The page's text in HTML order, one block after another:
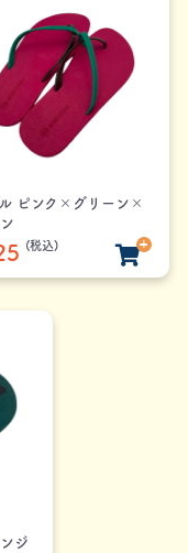
ル ピンク×グリーン×
(税込)
ジ